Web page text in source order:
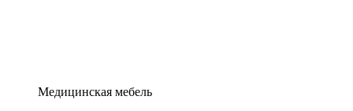
Медицинская мебель